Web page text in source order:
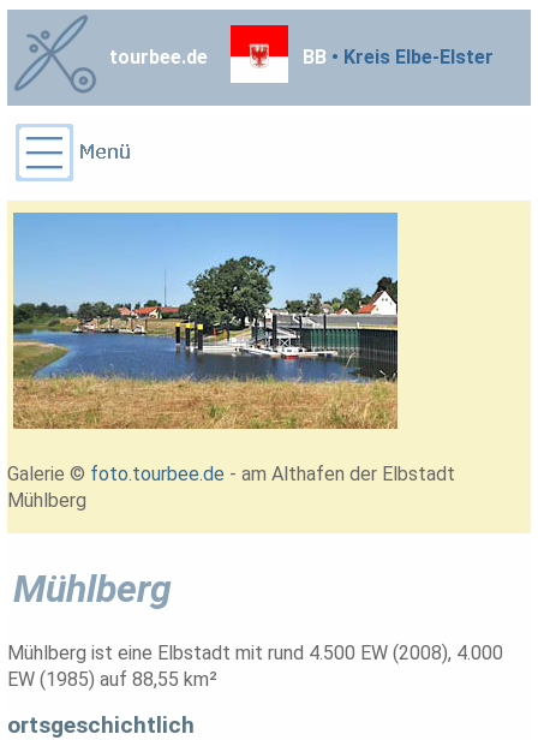
tourbee.de BB • Kreis Elbe-Elster
Galerie © foto.tourbee.de - am Althafen der Elbstadt
Mühlberg
Mühlberg
Mühlberg ist eine Elbstadt mit rund 4.500 EW (2008), 4.000
EW (1985) auf 88,55 km²
ortsgeschichtlich